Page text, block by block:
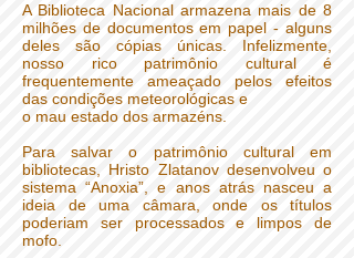
A Biblioteca Nacional armazena mais de 8
milhões de documentos em papel - alguns
deles são cópias únicas. Infelizmente,
nosso rico patrimônio cultural é
frequentemente ameaçado pelos efeitos
das condições meteorológicas e
o mau estado dos armazéns.
Para salvar o patrimônio cultural em
bibliotecas, Hristo Zlatanov desenvolveu o
sistema “Anoxia”, e anos atrás nasceu a
ideia de uma câmara, onde os títulos
poderiam ser processados e limpos de
mofo.